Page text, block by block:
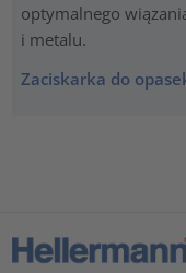
optymalnego
i metalu.
Zaciskarka do